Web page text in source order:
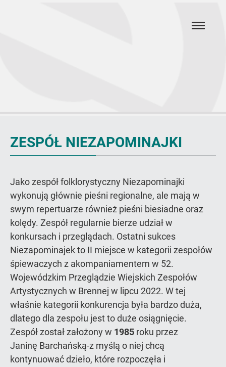
ZESPÓŁ NIEZAPOMINAJKI
Jako zespół folklorystyczny Niezapominajki
wykonują głównie pieśni regionalne, ale mają w
swym repertuarze również pieśni biesiadne oraz
kolędy. Zespół regularnie bierze udział w
konkursach i przeglądach. Ostatni sukces
Niezapominajek to II miejsce w kategorii zespołów
śpiewaczych z akompaniamentem w 52.
Wojewódzkim Przeglądzie Wiejskich Zespołów
Artystycznych w Brennej w lipcu 2022. W tej
właśnie kategorii konkurencja była bardzo duża,
dlatego dla zespołu jest to duże osiągnięcie.
Zespół został założony w 1985 roku przez
Janinę Barchańską-z myślą o niej chcą
kontynuować dzieło, które rozpoczęła i